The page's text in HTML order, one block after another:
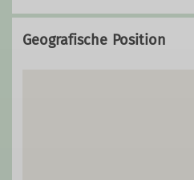
Geografische Position